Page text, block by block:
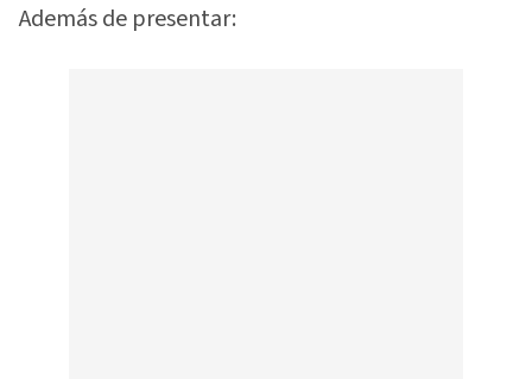
Además de presentar: